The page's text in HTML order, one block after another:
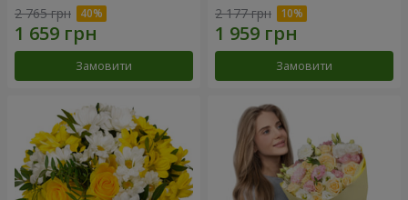
2 765 грн
Замовити
2 177 грн
Замовити